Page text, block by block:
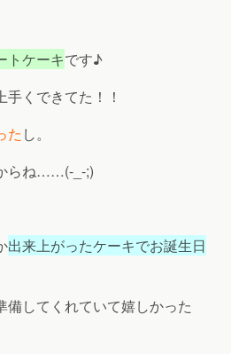
トケーキです♪
くできてた！！
た し。
らね……(-_-;)
出来上がったケーキでお誕生日
備してくれていて嬉しかった